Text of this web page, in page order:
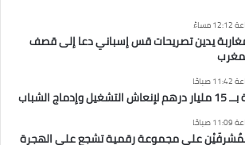
يدين تصريحات قس إسباني دعا إلى قصف
الشباب
على مجموعة رقمية تشجع على الهجرة